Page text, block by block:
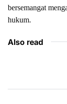
bersemangat
hukum.
Also read